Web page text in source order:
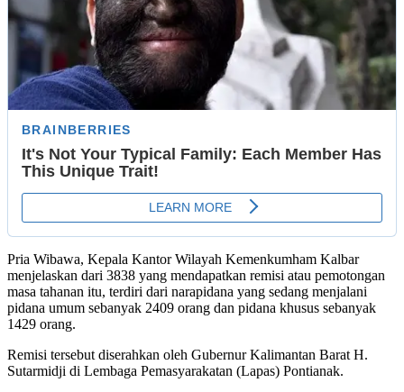
Pria Wibawa, Kepala Kantor Wilayah Kemenkumham Kalbar
menjelaskan dari 3838 yang mendapatkan remisi atau pemotongan
masa tahanan itu, terdiri dari narapidana yang sedang menjalani
pidana umum sebanyak 2409 orang dan pidana khusus sebanyak
1429 orang.
Remisi tersebut diserahkan oleh Gubernur Kalimantan Barat H.
Sutarmidji di Lembaga Pemasyarakatan (Lapas) Pontianak.